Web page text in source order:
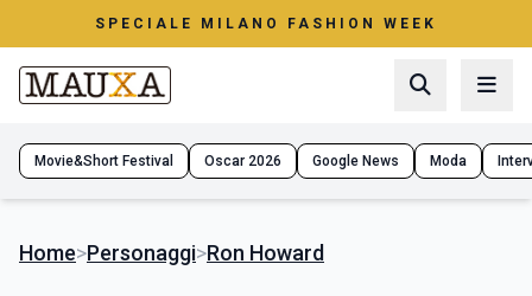
SPECIALE MILANO FASHION WEEK
Movie&Short Festival Oscar 2026 Google News Moda
Home>Personaggi>Ron Howard